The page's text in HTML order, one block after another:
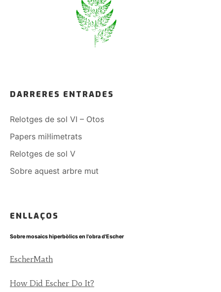
DARRERES ENTRADES
Relotges de sol VI – Otos
Papers mil·limetrats
Relotges de sol V
Sobre aquest arbre mut
ENLLAÇOS
Sobre mosaics hiperbòlics en l'obra d'Escher
EscherMath
How Did Escher Do It?